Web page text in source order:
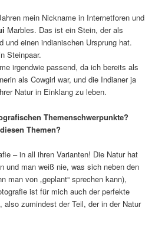
mein Nickname in Internetforen und
Marbles. Das ist ein Stein, der als
und einen indianischen Ursprung hat.
Steinpaar.
irgendwie passend, da ich bereits als
als Cowgirl war, und die Indianer ja
Natur in Einklang zu leben.
Themenschwerpunkte?
Themen?
– in all ihren Varianten! Die Natur hat
und man weiß nie, was sich neben den
man von „geplant“ sprechen kann),
ist für mich auch der perfekte
also zumindest der Teil, der in der Natur